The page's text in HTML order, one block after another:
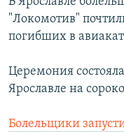
Все сайты РСЕ/РС
"Локомотив"
погибших в
Церемония
Ярославле на
Болельщики